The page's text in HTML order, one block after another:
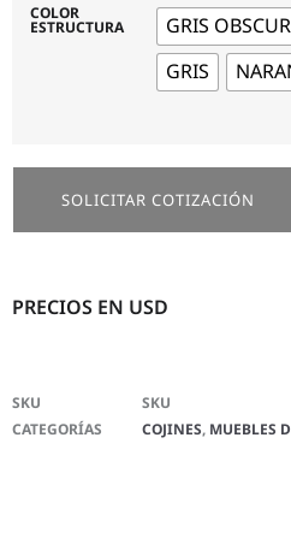
COLOR
ESTRUCTURA GRIS
GRIS
SOLICITAR COTIZACIÓN
PRECIOS EN USD
SKU
SKU
CATEGORÍAS
COJINES, MUEBLES